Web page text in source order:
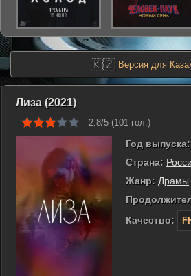
🇰🇿 Версия для
Лиза (2021)
2.8/5 (101 гол.)
Год выпуска:
Страна:
Жанр: Драмы
Качество: